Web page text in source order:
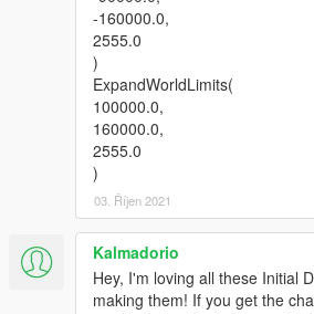
-160000.0,
2555.0
)
ExpandWorldLimits(
100000.0,
160000.0,
2555.0
)
03. Říjen 2021
Kalmadorio
Hey, I'm loving all these Initial
making them! If you get the